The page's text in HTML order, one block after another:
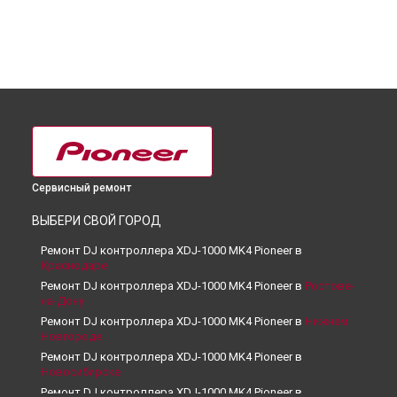
Сервисный ремонт
ВЫБЕРИ СВОЙ ГОРОД
Ремонт DJ контроллера XDJ-1000 MK4 Pioneer в
Краснодаре
Ремонт DJ контроллера XDJ-1000 MK4 Pioneer в Ростове-
на-Дону
Ремонт DJ контроллера XDJ-1000 MK4 Pioneer в Нижнем
Новгороде
Ремонт DJ контроллера XDJ-1000 MK4 Pioneer в
Новосибирске
Ремонт DJ контроллера XDJ-1000 MK4 Pioneer в